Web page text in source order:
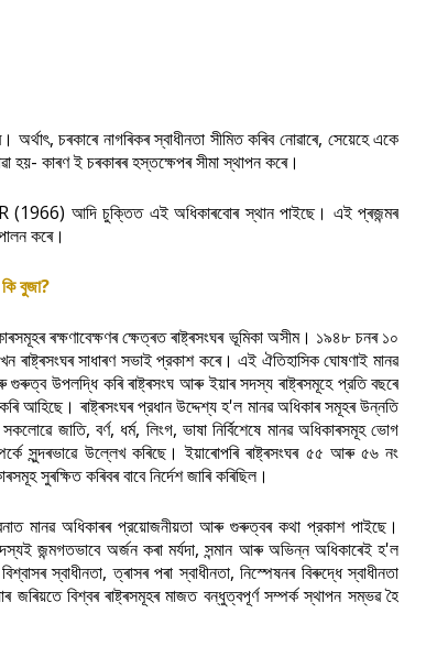
। অৰ্থাৎ,চৰকাৰে নাগৰিকৰ স্বাধীনতা সীমিত কৰিব নোৱাৰে, সেয়েহে একে
হয়- কাৰণ ই চৰকাৰৰ হস্তক্ষেপৰ সীমা স্থাপন কৰে।
(1966) আদি চুক্তিত এই অধিকাৰবোৰ স্থান পাইছে। এই প্ৰজন্মৰ
কৰে।
কি বুজা?
ৰক্ষণাবেক্ষণৰ ক্ষেত্ৰত ৰাষ্ট্ৰসংঘৰ ভূমিকা অসীম। ১৯৪৮ চনৰ ১০
খন ৰাষ্ট্ৰসংঘৰ সাধাৰণ সভাই প্রকাশ কৰে। এই ঐতিহাসিক ঘোষণাই মানৱ
গুৰুত্ব উপলদ্ধি কৰি ৰাষ্ট্ৰসংঘ আৰু ইয়াৰ সদস্য ৰাষ্ট্ৰসমূহে প্রতি বছৰে
কৰি আহিছে। ৰাষ্ট্ৰসংঘৰ প্রধান উদ্দেশ্য হ'ল মানৱ অধিকাৰ সমূহৰ উন্নতি
সকলোৱে জাতি, বর্ণ, ধর্ম, লিংগ, ভাষা নির্বিশেষে মানৱ অধিকাৰসমূহ ভোগ
সুন্দৰভাৱে উল্লেখ কৰিছে। ইয়াৰোপৰি ৰাষ্ট্ৰসংঘৰ ৫৫ আৰু ৫৬ নং
সুৰক্ষিত কৰিবৰ বাবে নিৰ্দেশ জাৰি কৰিছিল।
মানৱ অধিকাৰৰ প্রয়োজনীয়তা আৰু গুৰুত্বৰ কথা প্রকাশ পাইছে।
জন্মগতভাবে অর্জন কৰা মৰ্যদা,সন্মান আৰু অভিন্ন অধিকাৰেই হ'ল
বিশ্বাসৰ স্বাধীনতা,ত্ৰাসৰ পৰা স্বাধীনতা, নিস্পেষনৰ বিৰুদ্ধে স্বাধীনতা
জৰিয়তে বিশ্বৰ ৰাষ্ট্ৰসমূহৰ মাজত বন্ধুত্বপূর্ণ সম্পর্ক স্থাপন সম্ভৱ হৈ